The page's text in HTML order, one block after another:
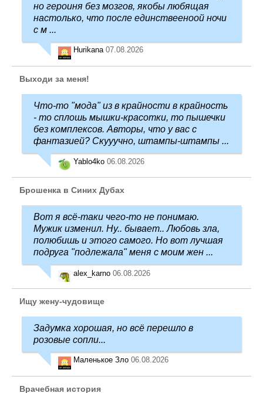
но героиня без мозгов, якобы любящая
настолько, что после единствееноой ночи
с м ...
Hurikana 07.08.2026
Выходи за меня!
Что-то "мода" из в крайности в крайность
- то сплошь мышки-красотки, то пышечки
без комплексов. Авторы, что у вас с
фантазией? Скууучно, штампы-штампы ...
Yablo4ko 06.08.2026
Брошенка в Синих Дубах
Вот я всё-таки чего-то не понимаю.
Мужик изменил. Ну.. бывает.. Любовь зла,
полюбишь и этого самого. Но вот лучшая
подруга "подлежала" меня с моим жен ...
alex_karno 06.08.2026
Ищу жену-чудовище
Задумка хорошая, но всё перешло в
розовые сопли...
Маленькое Зло 06.08.2026
Врачебная история